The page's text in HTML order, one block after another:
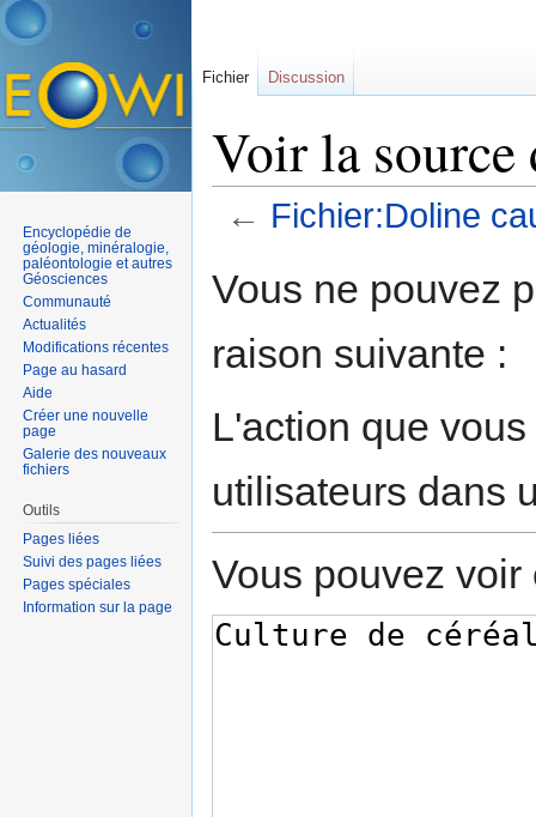
Voir la source
← Fichier:Doline
Vous ne pouvez
raison suivante :
L'action que
utilisateurs dans
Vous pouvez
Fichier Discussion
Encyclopédie de
géologie, minéralogie,
paléontologie et autres
Géosciences
Communauté
Actualités
Modifications récentes
Page au hasard
Aide
Créer une nouvelle
page
Galerie des nouveaux
fichiers
Outils
Pages liées
Suivi des pages liées
Pages spéciales
Information sur la page